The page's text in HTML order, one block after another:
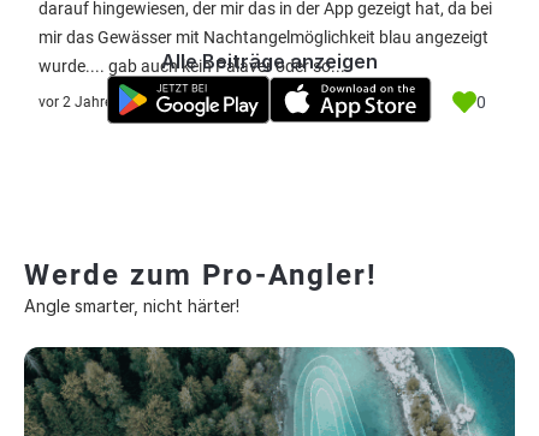
darauf hingewiesen, der mir das in der App gezeigt hat, da bei
mir das Gewässer mit Nachtangelmöglichkeit blau angezeigt
wurde.... gab auch kein Palaver oder so....
vor 2 Jahre 0
Alle Beiträge anzeigen
Werde zum Pro-Angler!
Angle smarter, nicht härter!